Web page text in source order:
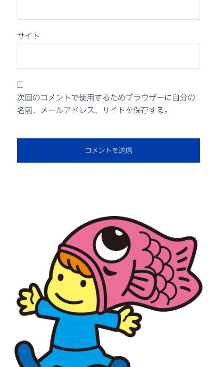
サイト
次回のコメントで使用するためブラウザーに自分の
名前、メールアドレス、サイトを保存する。